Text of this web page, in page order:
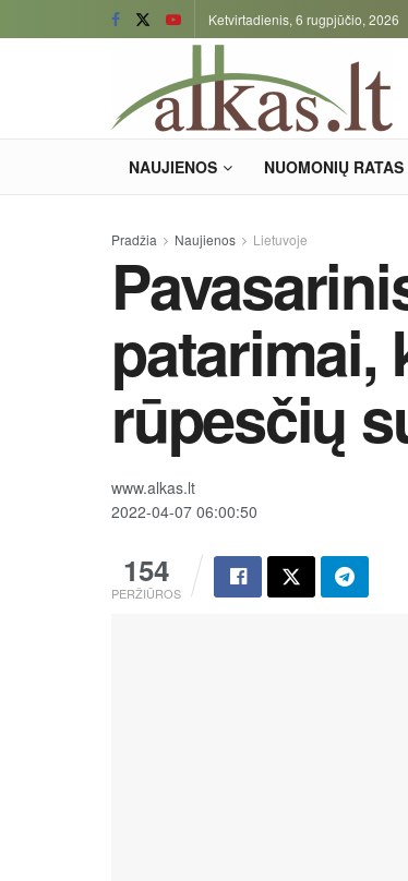
Ketvirtadienis, 6 rugpjūčio, 2026
NAUJIENOS NUOMONIŲ RATAS
Pradžia Naujienos Lietuvoje
patarimai,
rūpesčių
www.alkas.lt
2022-04-07 06:00:50
154
PERŽIŪROS